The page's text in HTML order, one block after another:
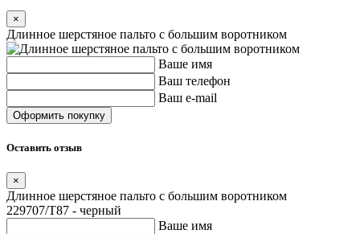
×
Длинное шерстяное пальто с большим воротником
Ваше имя
Ваш телефон
Ваш e-mail
Оставить отзыв
×
Длинное шерстяное пальто с большим воротником
229707/T87 - черный
Ваше имя